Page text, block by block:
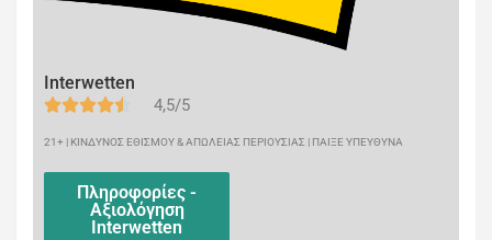
Interwetten
4,5/5
21+ | ΚΙΝΔΥΝΟΣ ΕΘΙΣΜΟΥ & ΑΠΩΛΕΙΑΣ ΠΕΡΙΟΥΣΙΑΣ | ΠΑΙΞΕ ΥΠΕΥΘΥΝΑ
Πληροφορίες -
Αξιολόγηση
Interwetten